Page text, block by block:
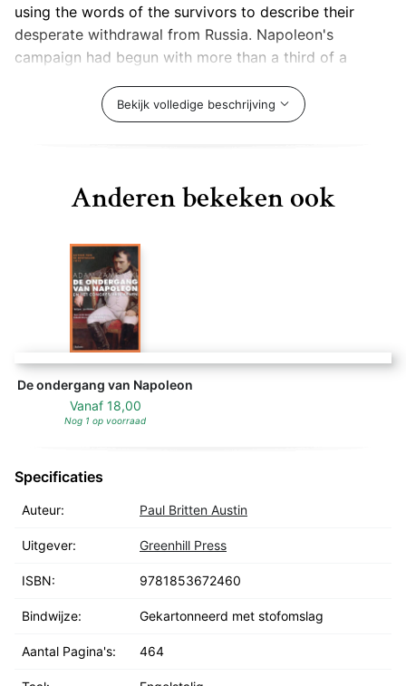
using the words of the survivors to describe their
desperate withdrawal from Russia. Napoleon's
campaign had begun with more than a third of a
terrible march to the glittering city of Moscow. Only
100,000 were to reach it. Forced to turn back in the
River. Using the words of 160 of the participants, Paul
Napoleon's dramatic and tragic 1812 campaign.
Bekijk volledige beschrijving
Anderen bekeken ook
De ondergang van Napoleon
Vanaf 18,00
Nog 1 op voorraad
Specificaties
Auteur: Paul Britten Austin
Uitgever: Greenhill Press
ISBN: 9781853672460
Bindwijze: Gekartonneerd met stofomslag
Aantal Pagina's: 464